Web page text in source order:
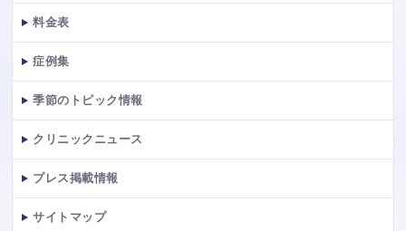
料金表
症例集
季節のトピック情報
クリニックニュース
プレス掲載情報
サイトマップ